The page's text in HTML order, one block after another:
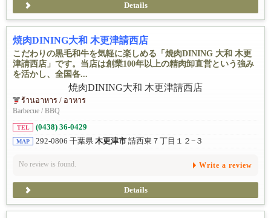
Details
焼肉DINING大和 木更津請西店
こだわりの黒毛和牛を気軽に楽しめる「焼肉DINING 大和 木更
津請西店」です。当店は創業100年以上の精肉卸直営という強み
を活かし、全国各...
ร้านอาหาร / อาหาร
Barbecue / BBQ
TEL (0438) 36-0429
MAP 292-0806 千葉県 木更津市 請西東７丁目１２−３
No review is found. Write a review
Details